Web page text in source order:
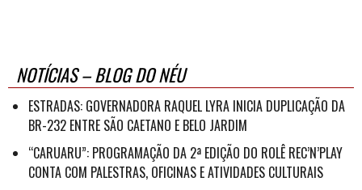
NOTÍCIAS – BLOG DO NÉU
ESTRADAS: GOVERNADORA RAQUEL LYRA INICIA DUPLICAÇÃO DA
BR-232 ENTRE SÃO CAETANO E BELO JARDIM
“CARUARU”: PROGRAMAÇÃO DA 2ª EDIÇÃO DO ROLÊ REC’N’PLAY
CONTA COM PALESTRAS, OFICINAS E ATIVIDADES CULTURAIS